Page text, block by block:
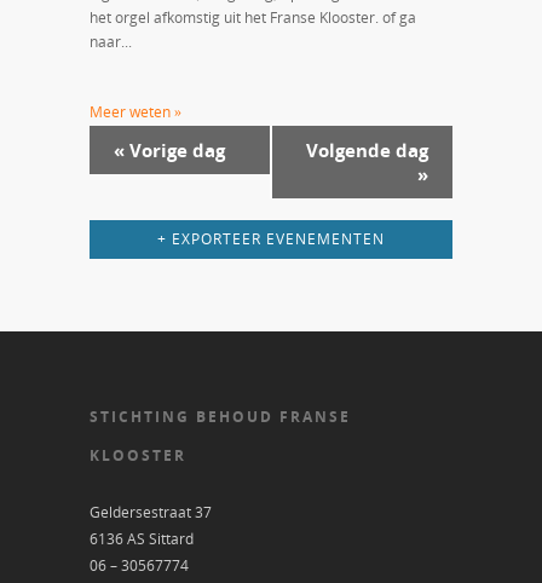
het orgel afkomstig uit het Franse Klooster. of ga
naar...
Meer weten »
« Vorige dag
Volgende dag
»
+ EXPORTEER EVENEMENTEN
STICHTING BEHOUD FRANSE
KLOOSTER
Geldersestraat 37
6136 AS Sittard
06 – 30567774